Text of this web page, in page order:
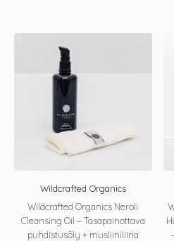
Wildcrafted Organics
Wildcrafted Organics Neroli
Cleansing Oil – Tasapainottava
puhdistusöly + musliiniliina